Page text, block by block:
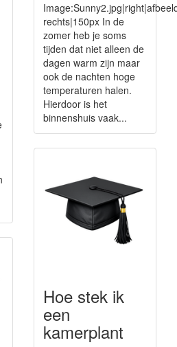
rechts|150px In de
zomer heb je soms
tijden dat niet alleen de
dagen warm zijn maar
ook de nachten hoge
temperaturen halen.
Hierdoor is het
binnenshuis vaak...
Hoe stek ik
een
kamerplant